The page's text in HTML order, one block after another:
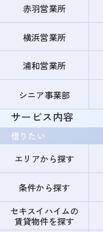
赤羽営業所
横浜営業所
浦和営業所
シニア事業部
サービス内容
借りたい
エリアから探す
条件から探す
セキスイハイムの
賃貸物件を探す